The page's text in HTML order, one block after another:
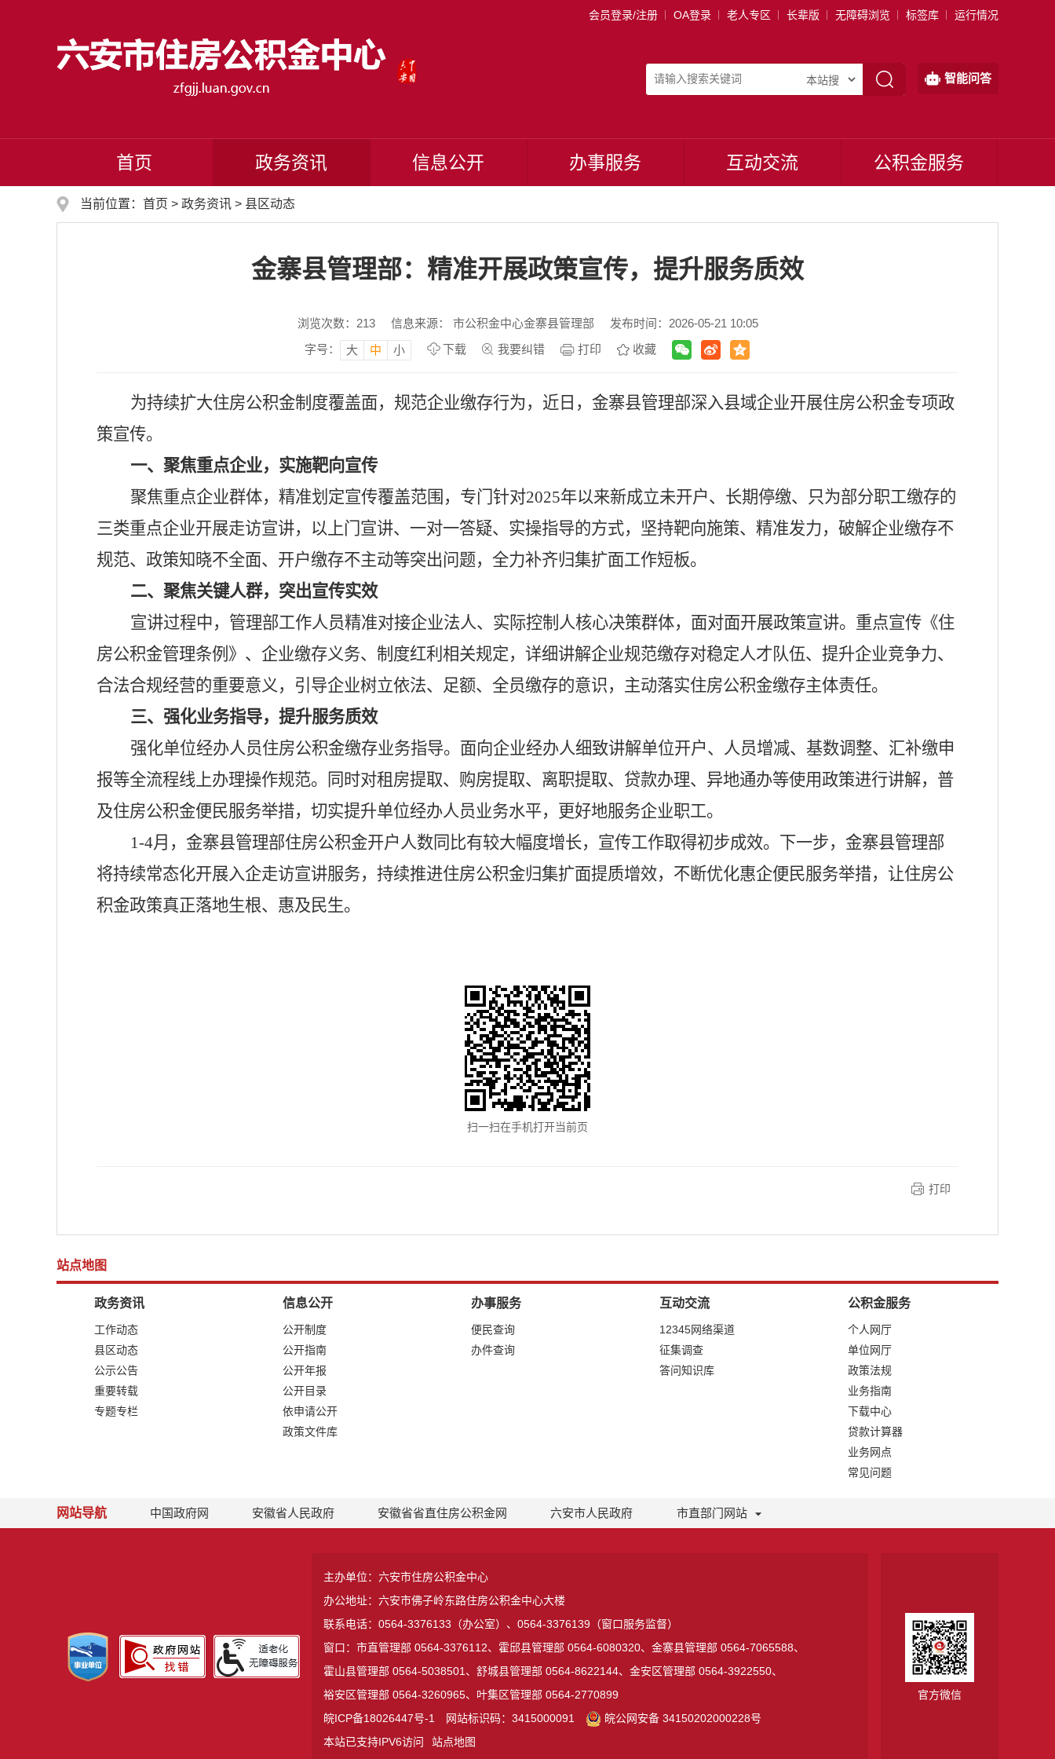
会员登录/注册 OA登录 老人专区 长辈版 无障碍浏览 标签库 运行情况
智能问答
首页 政务资讯 信息公开 办事服务 互动交流 公积金服务
当前位置： 首页 > 政务资讯 > 县区动态
金寨县管理部：精准开展政策宣传，提升服务质效
浏览次数： 213 信息来源： 市公积金中心金寨县管理部
发布时间：2026-05-21 10:05
字号：
大 中 小 下载 我要纠错 打印 收藏
为持续扩大住房公积金制度覆盖面，规范企业缴存行为，近日，金寨县管理部深入县域企业开展住房公积金专项政
策宣传。
一、 聚焦重点企业，实施靶向宣传
聚焦重点企业群体，精准划定宣传覆盖范围，专门针对2025年以来新成立未开户、长期停缴、只为部分职工缴存的
三类重点企业开展走访宣讲，以上门宣讲、一对一答疑、实操指导的方式，坚持靶向施策、精准发力，破解企业缴存不
规范、政策知晓不全面、开户缴存不主动等突出问题，全力补齐归集扩面工作短板。
二、聚焦关键人群，突出宣传实效
宣讲过程中，管理部工作人员精准对接企业法人、实际控制人核心决策群体，面对面开展政策宣讲。重点宣传《住
房公积金管理条例》、企业缴存义务、制度红利相关规定，详细讲解企业规范缴存对稳定人才队伍、提升企业竞争力、
合法合规经营的重要意义，引导企业树立依法、足额、全员缴存的意识，主动落实住房公积金缴存主体责任。
三、强化业务指导，提升服务质效
强化单位经办人员住房公积金缴存业务指导。面向企业经办人细致讲解单位开户、人员增减、基数调整、汇补缴申
报等全流程线上办理操作规范。同时对租房提取、购房提取、离职提取、贷款办理、异地通办等使用政策进行讲解，普
及住房公积金便民服务举措，切实提升单位经办人员业务水平，更好地服务企业职工。
1-4月，金寨县管理部住房公积金开户人数同比有较大幅度增长，宣传工作取得初步成效。下一步，金寨县管理部
将持续常态化开展入企走访宣讲服务，持续推进住房公积金归集扩面提质增效，不断优化惠企便民服务举措，让住房公
积金政策真正落地生根、惠及民生。
扫一扫在手机打开当前页
打印
站点地图
政务资讯
工作动态
县区动态
公示公告
重要转载
专题专栏
信息公开
公开制度
公开指南
公开年报
公开目录
依申请公开
政策文件库
办事服务
便民查询
办件查询
互动交流
12345网络渠道
征集调查
答问知识库
公积金服务
个人网厅
单位网厅
政策法规
业务指南
下载中心
贷款计算器
业务网点
常见问题
网站导航 中国政府网 安徽省人民政府 安徽省省直住房公积金网 六安市人民政府 市直部门网站
主办单位：六安市住房公积金中心
办公地址：六安市佛子岭东路住房公积金中心大楼
联系电话：0564-3376133（办公室）、0564-3376139（窗口服务监督）
窗口：市直管理部 0564-3376112、霍邱县管理部 0564-6080320、金寨县管理部 0564-7065588、
霍山县管理部 0564-5038501、舒城县管理部 0564-8622144、金安区管理部 0564-3922550、
裕安区管理部 0564-3260965、叶集区管理部 0564-2770899
皖ICP备18026447号-1
网站标识码：3415000091
皖公网安备 34150202000228号
本站已支持IPV6访问
站点地图
官方微信